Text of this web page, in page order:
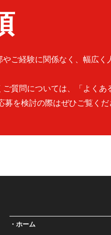
ご経験に関係なく、幅広く
質問については、「よくあ
募を検討の際はぜひご覧く
ホーム